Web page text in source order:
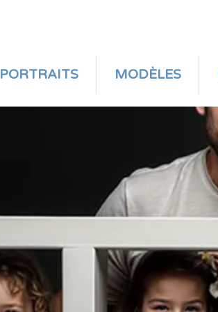
PORTRAITS MODÈLES